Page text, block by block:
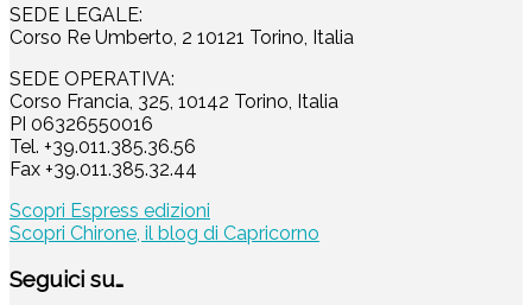
SEDE LEGALE:
Corso Re Umberto, 2 10121 Torino, Italia
SEDE OPERATIVA:
Corso Francia, 325, 10142 Torino, Italia
PI 06326550016
Tel. +39.011.385.36.56
Fax +39.011.385.32.44
Scopri Espress edizioni
Scopri Chirone, il blog di Capricorno
Seguici su…